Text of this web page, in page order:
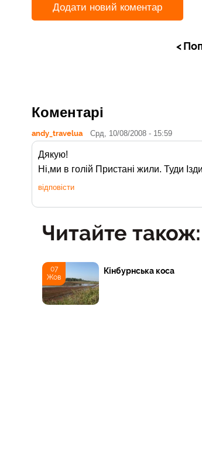
Додати новий коментар
Коментарі
andy_travelua Срд, 10/08/2008 - 15:59
Дякую!
Ні,ми в голій Пристані жили. Туди
відповісти
Читайте також:
07
Жов
Кінбурнська коса